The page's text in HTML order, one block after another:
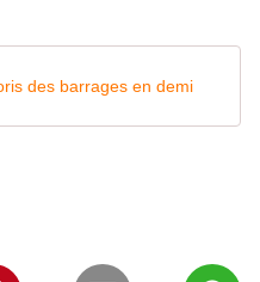
des barrages en demi